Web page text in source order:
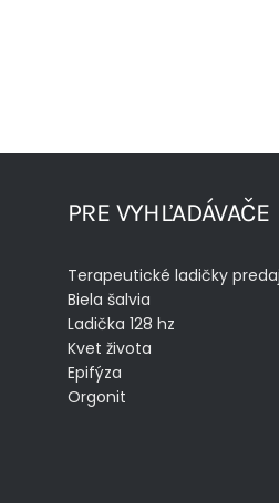
PRE VYHĽADÁVAČE
Terapeutické ladičky
Biela šalvia
Ladička 128 hz
Kvet života
Epifýza
Orgonit